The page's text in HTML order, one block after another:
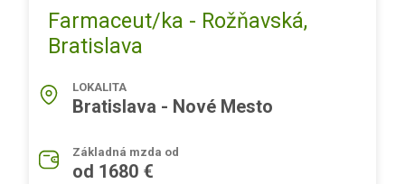
Farmaceut/ka - Rožňavská,
Bratislava
LOKALITA
Bratislava - Nové Mesto
Základná mzda od
od 1680 €